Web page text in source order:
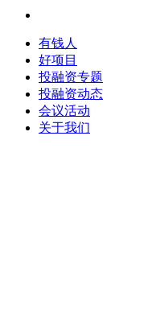
有钱人
好项目
投融资专题
投融资动态
会议活动
关于我们